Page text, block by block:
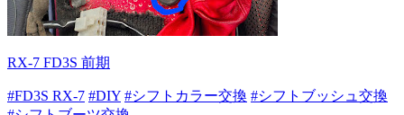
RX-7 FD3S 前期
#FD3S RX-7 #DIY #シフトカラー交換 #シフトブッシュ交換